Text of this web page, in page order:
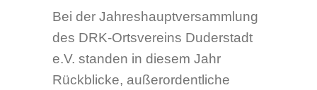
Bei der Jahreshauptversammlung
des DRK-Ortsvereins Duderstadt
e.V. standen in diesem Jahr
Rückblicke, außerordentliche